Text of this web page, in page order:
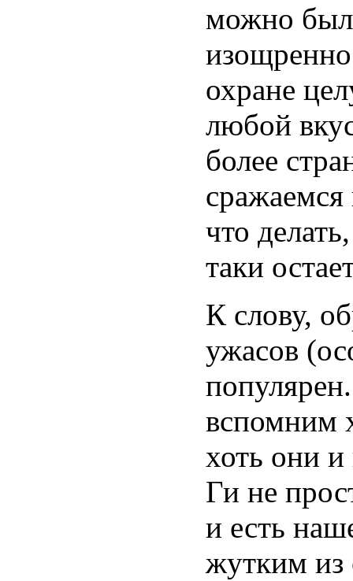
можно
охране
любой
более
что
таки
К слову,
ужасов
вспомним
хоть они
Ги не
и есть
жутким из